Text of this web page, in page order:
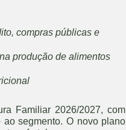
compras públicas e
produção de alimentos
Familiar 2026/2027, com
segmento. O novo plano